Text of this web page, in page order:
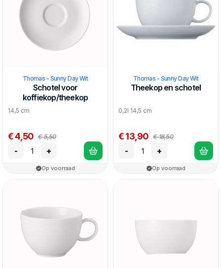
Thomas - Sunny Day Wit
Schotel voor
koffiekop/theekop
14,5 cm
€ 4,50 € 5,50
- +
Op voorraad
Thomas - Sunny Day Wit
Theekop en schotel
0,2l 14,5 cm
€ 13,90 € 18,50
- +
Op voorraad